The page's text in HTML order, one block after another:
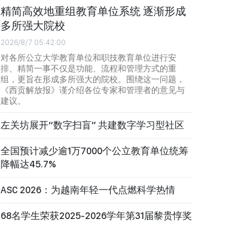
精简高效地重组教育单位系统 逐渐形成
多所强大院校
2026/8/7 05:42:00
对各所公立大学教育单位和职技教育单位进行安
排、精简一事不仅是功能、流程和管理方式的重
组，更旨在形成多所强大的院校。围绕这一问题，
《西贡解放报》谨介绍各位专家和管理者的意见与
建议。
左关坊展开“数字扫盲” 共建数字学习型社区
全国预计减少逾1万7000个公立教育单位统筹
降幅达45.7%
ASC 2026：为越南年轻一代点燃科学热情
68名学生荣获2025-2026学年第31届黎贵惇奖